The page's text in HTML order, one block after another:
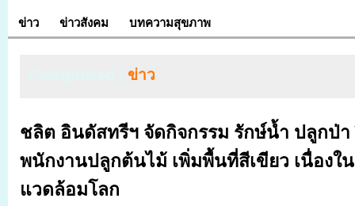
ข่าว ข่าวสังคม บทความสุขภาพ
ข่าว
ชลิต อินดัสทรีฯ จัดกิจกรรม รักษ์น้ำ ปลูกป่
พนักงานปลูกต้นไม้ เพิ่มพื้นที่สีเขียว เนื่องใ
แวดล้อมโลก